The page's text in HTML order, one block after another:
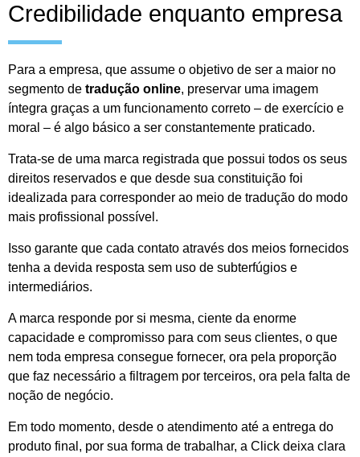
Credibilidade enquanto empresa
Para a empresa, que assume o objetivo de ser a maior no
segmento de tradução online, preservar uma imagem
íntegra graças a um funcionamento correto – de exercício e
moral – é algo básico a ser constantemente praticado.
Trata-se de uma marca registrada que possui todos os seus
direitos reservados e que desde sua constituição foi
idealizada para corresponder ao meio de tradução do modo
mais profissional possível.
Isso garante que cada contato através dos meios fornecidos
tenha a devida resposta sem uso de subterfúgios e
intermediários.
A marca responde por si mesma, ciente da enorme
capacidade e compromisso para com seus clientes, o que
nem toda empresa consegue fornecer, ora pela proporção
que faz necessário a filtragem por terceiros, ora pela falta de
noção de negócio.
Em todo momento, desde o atendimento até a entrega do
produto final, por sua forma de trabalhar, a Click deixa clara